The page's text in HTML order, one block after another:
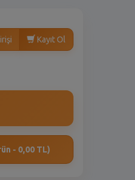
Kayıt Ol
- 0,00 TL)